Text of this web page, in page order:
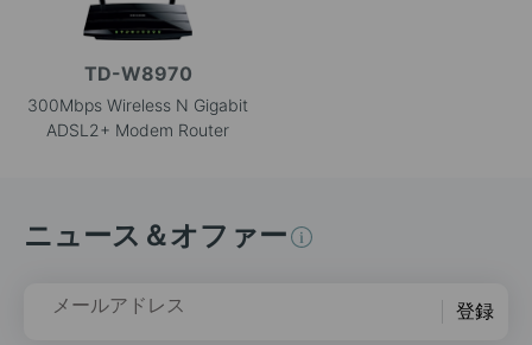
TD-W8970
300Mbps Wireless N Gigabit
ADSL2+ Modem Router
ニュース＆オファー
メールアドレス 登録